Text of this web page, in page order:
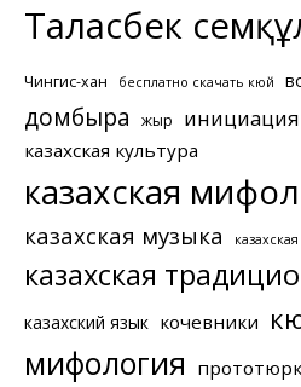
Таласбек
Чингис-хан бесплатно скачать кюй
домбыра жыр инициация
казахская культура
казахская
казахская музыка
казахская
казахский язык кочевники
мифология